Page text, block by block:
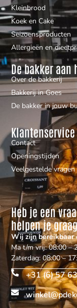
Kleinbrood
Koek en Cake
Seizoensproducten
Allergieën en
De bakker aan
Over de bakkerij
Bakkerij in Goes
De bakker in jouw
Klantenservice
Contact
Openingstijden
Veelgestelde vragen
Heb je een
helpen je
Wij zijn bereikbaar
Ma t/m vrij: 08:00 –
Zaterdag: 08:00 –
+31 (6) 57